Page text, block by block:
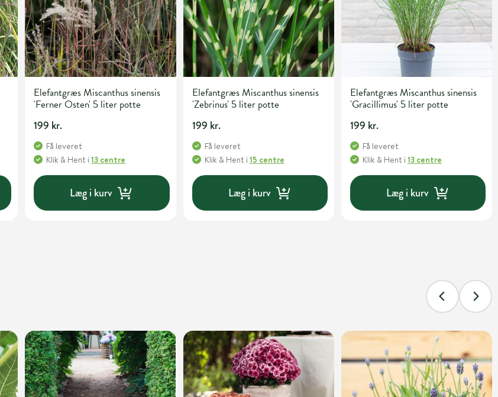
Elefantgræs Miscanthus sinensis
'Ferner Osten' 5 liter potte
199 kr.
Få leveret
Klik & Hent i13 centre
Læg i kurv
Elefantgræs Miscanthus sinensis
'Zebrinus' 5 liter potte
199 kr.
Få leveret
Klik & Hent i 15 centre
Læg i kurv
Elefantgræs Miscanthus sinensis
'Gracillimus' 5 liter potte
199 kr.
Få leveret
Klik & Hent i 13 centre
Læg i kurv